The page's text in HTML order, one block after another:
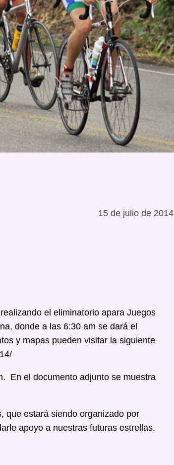
15 de julio de 2014
el eliminatorio apara Juegos
donde a las 6:30 am se dará el
y mapas pueden visitar la siguiente
En el documento adjunto se muestra
que estará siendo organizado por
apoyo a nuestras futuras estrellas.